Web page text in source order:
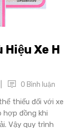
Xe H
0 Bình luận
thiếu đối với xe
hợp đồng khi
Vậy quy trình